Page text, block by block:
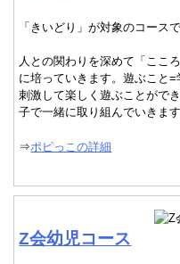
「きいどり」が対象のコースで
人との関わりを深めて「ここ
に培っていきます。遊ぶこと
刺激して楽しく遊ぶことがで
子で一緒に取り組んでいきます
⇒ポピっこの詳細
Z会幼児コース